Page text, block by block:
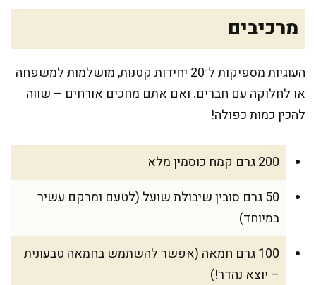
מרכיבים
העוגיות מספיקות ל־20 יחידות קטנות, מושלמות למשפחה
או לחלוקה עם חברים. ואם אתם מחכים אורחים – שווה
להכין כמות כפולה!
200 גרם קמח כוסמין מלא
50 גרם סובין שיבולת שועל (לטעם ומרקם עשיר
במיוחד)
100 גרם חמאה (אפשר להשתמש בחמאה טבעונית
– יוצא נהדר!)